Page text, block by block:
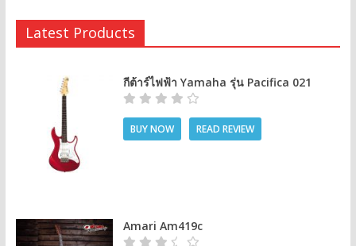
Latest Products
กีต้าร์ไฟฟ้า Yamaha รุ่น Pacifica 021
BUY NOW READ REVIEW
Amari Am419c